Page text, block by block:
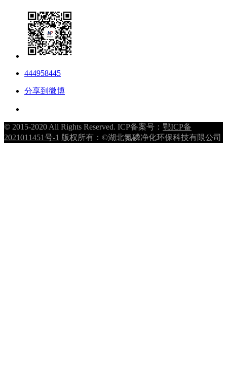
444958445
分享到微博
© 2015-2020 All Rights Reserved. ICP备案号： 鄂ICP备
2021011451号-1 版权所有：©湖北氮磷净化环保科技有限公司